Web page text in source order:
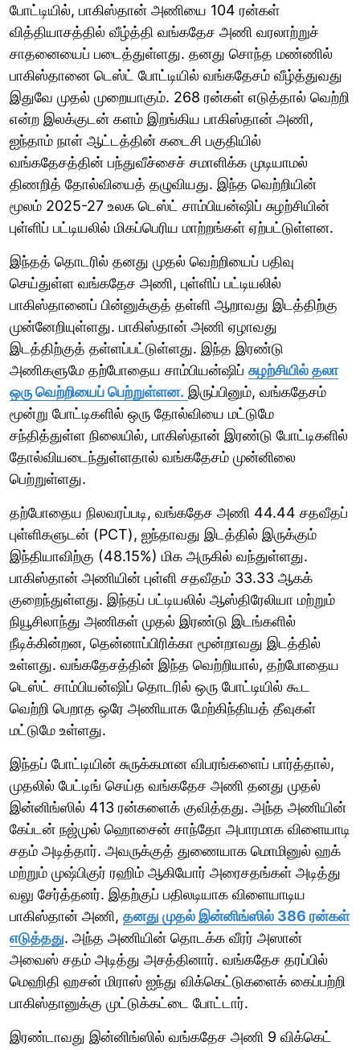
போட்டியில், பாகிஸ்தான் அணியை 104 ரன்கள்
வித்தியாசத்தில் வீழ்த்தி வங்கதேச அணி வரலாற்றுச்
சாதனையைப் படைத்துள்ளது. தனது சொந்த மண்ணில்
பாகிஸ்தானை டெஸ்ட் போட்டியில் வங்கதேசம் வீழ்த்துவது
இதுவே முதல் முறையாகும். 268 ரன்கள் எடுத்தால் வெற்றி
என்ற இலக்குடன் களம் இறங்கிய பாகிஸ்தான் அணி,
ஐந்தாம் நாள் ஆட்டத்தின் கடைசி பகுதியில்
வங்கதேசத்தின் பந்துவீச்சைச் சமாளிக்க முடியாமல்
திணறித் தோல்வியைத் தழுவியது. இந்த வெற்றியின்
மூலம் 2025-27 உலக டெஸ்ட் சாம்பியன்ஷிப் சுழற்சியின்
புள்ளிப் பட்டியலில் மிகப்பெரிய மாற்றங்கள் ஏற்பட்டுள்ளன.
இந்தத் தொடரில் தனது முதல் வெற்றியைப் பதிவு
செய்துள்ள வங்கதேச அணி, புள்ளிப் பட்டியலில்
பாகிஸ்தானைப் பின்னுக்குத் தள்ளி ஆறாவது இடத்திற்கு
முன்னேறியுள்ளது. பாகிஸ்தான் அணி ஏழாவது
இடத்திற்குத் தள்ளப்பட்டுள்ளது. இந்த இரண்டு
அணிகளுமே தற்போதைய சாம்பியன்ஷிப் சுழற்சியில் தலா
ஒரு வெற்றியைப் பெற்றுள்ளன. இருப்பினும், வங்கதேசம்
மூன்று போட்டிகளில் ஒரு தோல்வியை மட்டுமே
சந்தித்துள்ள நிலையில், பாகிஸ்தான் இரண்டு போட்டிகளில்
தோல்வியடைந்துள்ளதால் வங்கதேசம் முன்னிலை
பெற்றுள்ளது.
தற்போதைய நிலவரப்படி, வங்கதேச அணி 44.44 சதவீதப்
புள்ளிகளுடன் (PCT), ஐந்தாவது இடத்தில் இருக்கும்
இந்தியாவிற்கு (48.15%) மிக அருகில் வந்துள்ளது.
பாகிஸ்தான் அணியின் புள்ளி சதவீதம் 33.33 ஆகக்
குறைந்துள்ளது. இந்தப் பட்டியலில் ஆஸ்திரேலியா மற்றும்
நியூசிலாந்து அணிகள் முதல் இரண்டு இடங்களில்
நீடிக்கின்றன, தென்னாப்பிரிக்கா மூன்றாவது இடத்தில்
உள்ளது. வங்கதேசத்தின் இந்த வெற்றியால், தற்போதைய
டெஸ்ட் சாம்பியன்ஷிப் தொடரில் ஒரு போட்டியில் கூட
வெற்றி பெறாத ஒரே அணியாக மேற்கிந்தியத் தீவுகள்
மட்டுமே உள்ளது.
இந்தப் போட்டியின் சுருக்கமான விபரங்களைப் பார்த்தால்,
முதலில் பேட்டிங் செய்த வங்கதேச அணி தனது முதல்
இன்னிங்ஸில் 413 ரன்களைக் குவித்தது. அந்த அணியின்
கேப்டன் நஜ்முல் ஹொசைன் சாந்தோ அபாரமாக விளையாடி
சதம் அடித்தார். அவருக்குத் துணையாக மொமினுல் ஹக்
மற்றும் முஷ்பிகுர் ரஹிம் ஆகியோர் அரைசதங்கள் அடித்து
வலு சேர்த்தனர். இதற்குப் பதிலடியாக விளையாடிய
பாகிஸ்தான் அணி, தனது முதல் இன்னிங்ஸில் 386 ரன்கள்
எடுத்தது. அந்த அணியின் தொடக்க வீரர் அஸான்
அவைஸ் சதம் அடித்து அசத்தினார். வங்கதேச தரப்பில்
மெஹிதி ஹசன் மிராஸ் ஐந்து விக்கெட்டுகளைக் கைப்பற்றி
பாகிஸ்தானுக்கு முட்டுக்கட்டை போட்டார்.
இரண்டாவது இன்னிங்ஸில் வங்கதேச அணி 9 விக்கெட்